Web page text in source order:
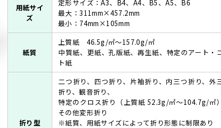
用紙サイ
ズ
定形サイズ：A3、B4、A4、B5、A5、B6
最大：311mm×457.2mm
最小：74mm×105mm
紙質
上質紙 46.5g/㎡～157.0g/㎡
中質紙、更紙、孔版紙、再生紙、特定のアート・
ト紙
折り型
二つ折り、四つ折り、片袖折り、内三つ折り、外
折り、観音折り、
特定のクロス折り（上質紙 52.3g/㎡～104.7g/㎡
その他変形折り
※紙質、用紙サイズによって折り形態に制限あり